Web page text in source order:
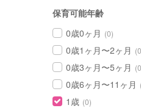
保育可能年齢
0歳0ヶ月 (0)
0歳1ヶ月〜2ヶ月
0歳3ヶ月〜5ヶ月
0歳6ヶ月〜11ヶ月
1歳 (0)